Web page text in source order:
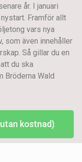
år. I januari
Framför allt
vars nya
som även innehåller
Så gillar du en
du ska
Bröderna Wald
kostnad)